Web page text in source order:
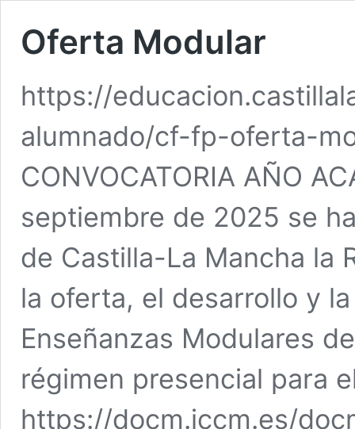
Oferta Modular
https://
alumnado/cf-fp-oferta-
CONVOCATORIA AÑO
septiembre de 2025 se
de Castilla-La Mancha la
la oferta, el desarrollo y
Enseñanzas Modulares
régimen presencial para
https://docm.jccm.es/